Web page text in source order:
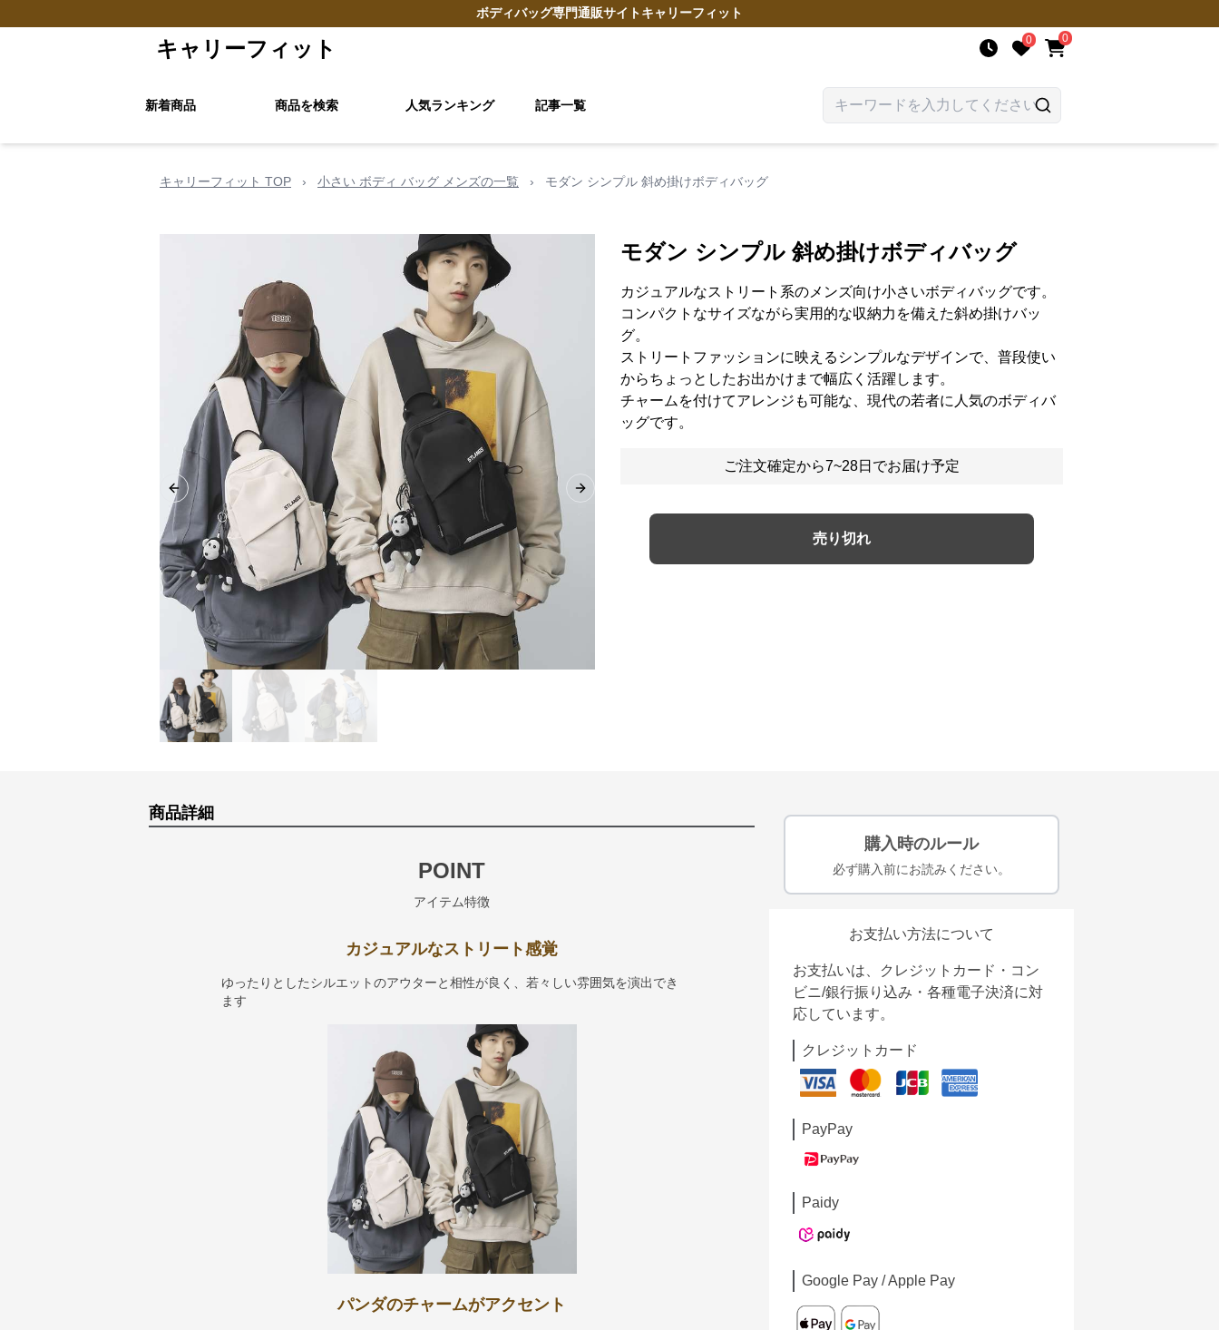
ボディバッグ専門通販サイトキャリーフィット
キャリーフィット 0 0
新着商品 商品を検索 人気ランキング 記事一覧
キャリーフィット TOP › 小さい ボディ バッグ メンズの一覧 › モダン シンプル 斜め掛けボディバッグ
Previous slide Next slide
モダン シンプル 斜め掛けボディバッグ
カジュアルなストリート系のメンズ向け小さいボディバッグです。
コンパクトなサイズながら実用的な収納力を備えた斜め掛けバッ
グ。
ストリートファッションに映えるシンプルなデザインで、普段使い
からちょっとしたお出かけまで幅広く活躍します。
チャームを付けてアレンジも可能な、現代の若者に人気のボディバ
ッグです。
ご注文確定から7~28日でお届け予定
売り切れ
商品詳細
POINT
アイテム特徴
カジュアルなストリート感覚
ゆったりとしたシルエットのアウターと相性が良く、若々しい雰囲気を演出でき
ます
パンダのチャームがアクセント
購入時のルール
必ず購入前にお読みください。
お支払い方法について
お支払いは、クレジットカード・コン
ビニ/銀行振り込み・各種電子決済に対
応しています。
クレジットカード
PayPay
Paidy
Google Pay / Apple Pay